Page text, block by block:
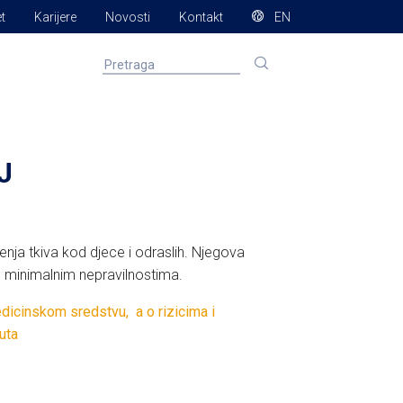
Karijere Novosti Kontakt EN
tkiva kod djece i odraslih. Njegova
nepravilnostima.
sredstvu, a o rizicima i